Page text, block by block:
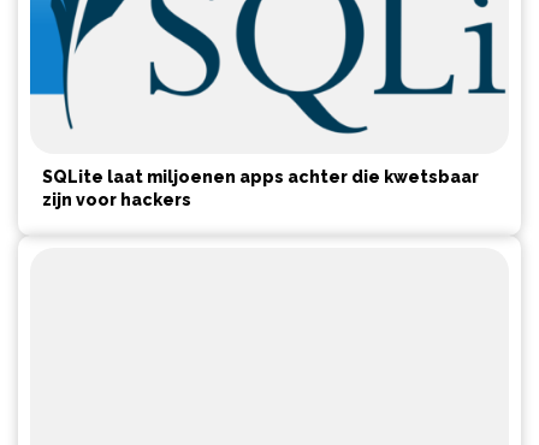
SQLite laat miljoenen apps achter die kwetsbaar
zijn voor hackers